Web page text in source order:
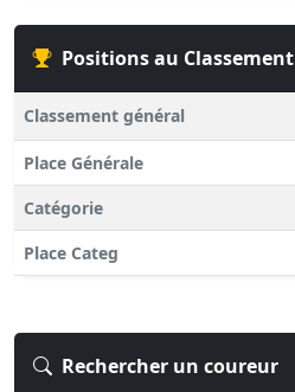
Positions au Classement
Classement général
Place Générale
Catégorie
Place Categ
Rechercher un coureur